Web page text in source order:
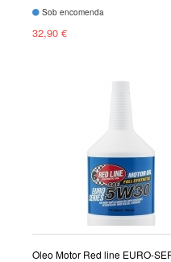
Sob encomenda
32,90 €
Óleo Motor Red line EURO-